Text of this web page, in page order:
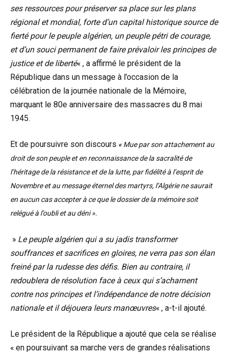
ses ressources pour préserver sa place sur les plans
régional et mondial, forte d’un capital historique source de
fierté pour le peuple algérien, un peuple pétri de courage,
et d’un souci permanent de faire prévaloir les principes de
justice et de liberté« , a affirmé le président de la
République dans un message à l’occasion de la
célébration de la journée nationale de la Mémoire,
marquant le 80e anniversaire des massacres du 8 mai
1945.
Et de poursuivre son discours «Mue par son attachement au
droit de son peuple et en reconnaissance de la sacralité de
l’héritage de la résistance et de la lutte, par fidélité à l’esprit de
Novembre et au message éternel des martyrs, l’Algérie ne saurait
en aucun cas accepter à ce que le dossier de la mémoire soit
relégué à l’oubli et au déni ».
» Le peuple algérien qui a su jadis transformer
souffrances et sacrifices en gloires, ne verra pas son élan
freiné par la rudesse des défis. Bien au contraire, il
redoublera de résolution face à ceux qui s’acharnent
contre nos principes et l’indépendance de notre décision
nationale et il déjouera leurs manœuvres« , a-t-il ajouté.
Le président de la République a ajouté que cela se réalise
« en poursuivant sa marche vers de grandes réalisations